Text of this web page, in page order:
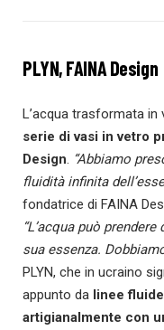
PLYN, FAINA Design
L’acqua trasformata in
serie di vasi in vetro
Design. “Abbiamo
fluidità infinita
fondatrice di FAINA
“L’acqua può
sua essenza.
PLYN, che in ucraino
appunto da linee
artigianalmente con